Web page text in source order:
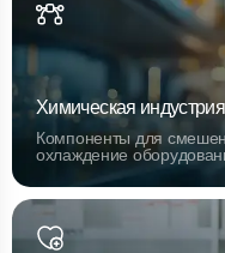
Химическая индустрия
Компоненты для
охлаждение